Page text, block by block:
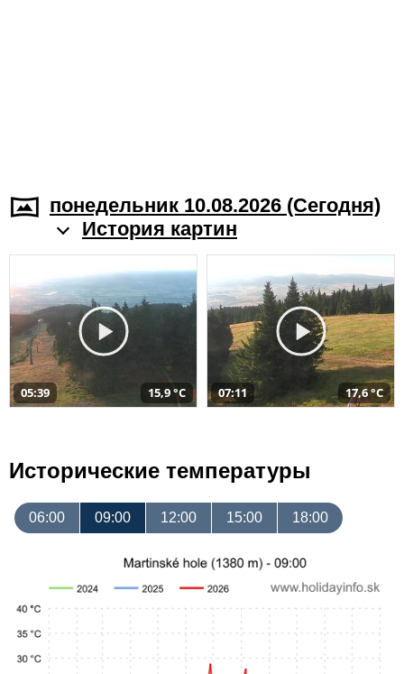
понедельник 10.08.2026 (Cегодня)
История картин
05:39 15,9 °C 07:11 17,6 °C
Исторические температуры
06:00 09:00 12:00 15:00 18:00